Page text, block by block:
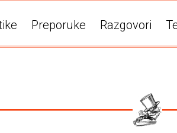
Preporuke Razgovori